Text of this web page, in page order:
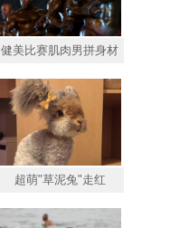
健美比赛肌肉男拼身材
超萌"草泥兔"走红